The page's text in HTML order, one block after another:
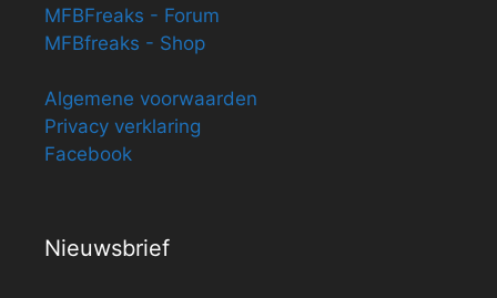
MFBFreaks - Forum
MFBfreaks - Shop
Algemene voorwaarden
Privacy verklaring
Facebook
Nieuwsbrief